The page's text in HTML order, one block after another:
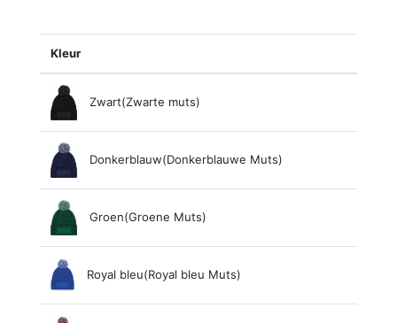
Kleur
Zwart(Zwarte muts)
Donkerblauw(Donkerblauwe Muts)
Groen(Groene Muts)
Royal bleu(Royal bleu Muts)